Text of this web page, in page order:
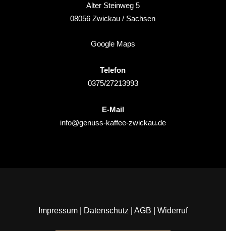
Alter Steinweg 5
08056 Zwickau / Sachsen
Google Maps
Telefon
0375/27213993
E-Mail
info@genuss-kaffee-zwickau.de
Impressum| Datenschutz AGB Widerruf